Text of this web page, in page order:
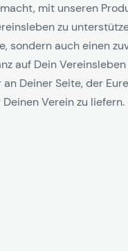
mit unseren
zu
sondern auch einen
auf Dein
Deiner Seite, der
Verein zu liefern.